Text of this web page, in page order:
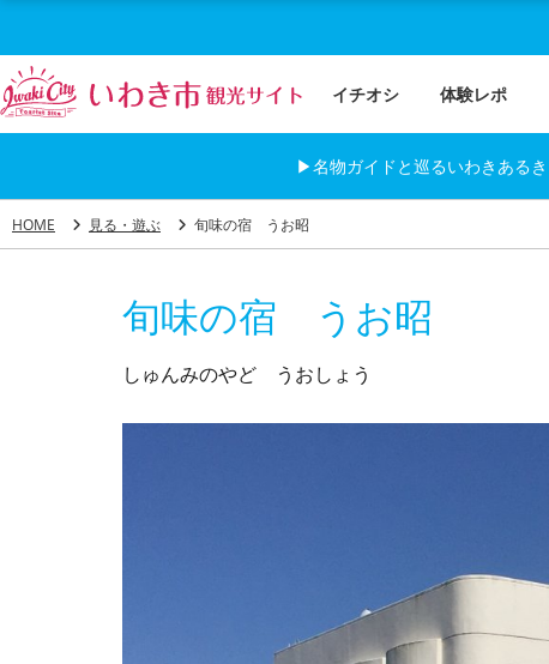
イチオシ 体験レポ
▶名物ガイドと巡るいわきあるき
HOME 見る・遊ぶ 旬味の宿 うお昭
旬味の宿 うお昭
しゅんみのやど うおしょう